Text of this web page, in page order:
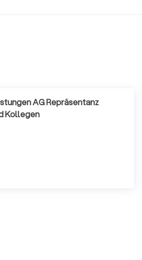
AG Repräsentanz
Kollegen